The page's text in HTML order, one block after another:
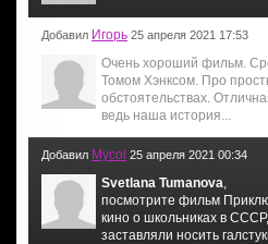
Добавил Игорь 25 апреля 2021 17:53
Очень хороший фильм.
Томом Хэнксом. Про
обстоятельствах.
ведь наша история...
Добавил Mycol 25 апреля 2021 00:34
Svetlana Tumanova
посмотрите фильм
кино о школьниках в
заставляли носить